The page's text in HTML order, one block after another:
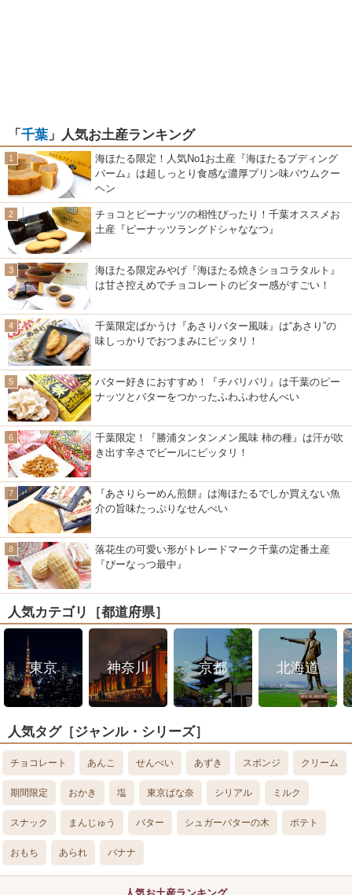
「 千葉 」人気お土産ランキング
海ほたる限定！人気No1お土産『海ほたるプディング
バーム』は超しっとり食感な濃厚プリン味バウムクー
ヘン
チョコとピーナッツの相性ぴったり！千葉オススメお
土産『ピーナッツラングドシャななつ』
海ほたる限定みやげ『海ほたる焼きショコラタルト』
は甘さ控えめでチョコレートのビター感がすごい！
千葉限定ばかうけ『あさりバター風味』は“あさり”の
味しっかりでおつまみにピッタリ！
バター好きにおすすめ！『チバリバリ』は千葉のピー
ナッツとバターをつかったふわふわせんべい
千葉限定！『勝浦タンタンメン風味 柿の種』は汗が吹
き出す辛さでビールにピッタリ！
『あさりらーめん煎餅』は海ほたるでしか買えない魚
介の旨味たっぷりなせんべい
落花生の可愛い形がトレードマーク千葉の定番土産
『ぴーなっつ最中』
人気カテゴリ［都道府県］
東京 神奈川 京都 北海道
人気タグ［ジャンル・シリーズ］
チョコレート あんこ せんべい あずき スポンジ クリーム
期間限定 おかき 塩 東京ばな奈 シリアル ミルク
スナック まんじゅう バター シュガーバターの木 ポテト
おもち あられ バナナ